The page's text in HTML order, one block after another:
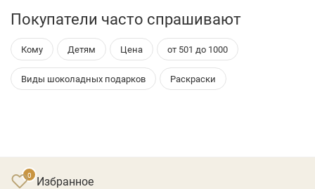
Покупатели часто спрашивают
Кому Детям Цена от 501 до 1000
Виды шоколадных подарков Раскраски
Избранное